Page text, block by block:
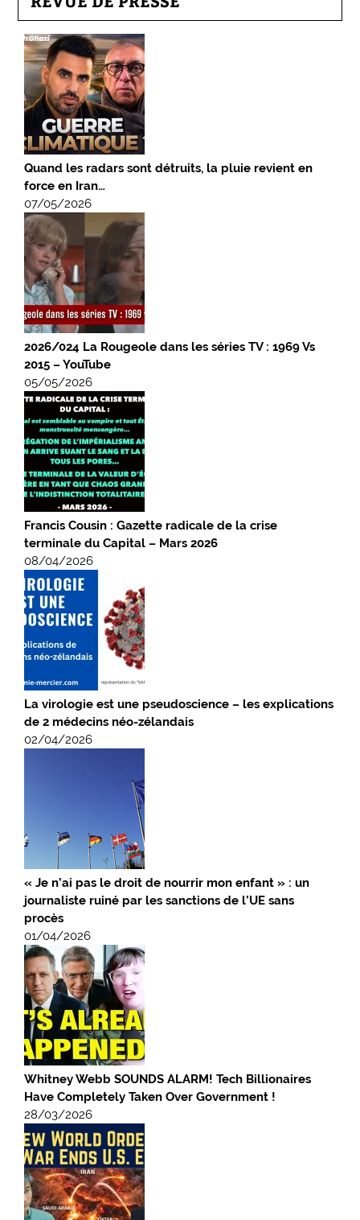
Quand les radars sont détruits, la pluie revient en
force en Iran…
07/05/2026
2026/024 La Rougeole dans les séries TV : 1969 Vs
2015 – YouTube
05/05/2026
Francis Cousin : Gazette radicale de la crise
terminale du Capital – Mars 2026
08/04/2026
La virologie est une pseudoscience – les explications
de 2 médecins néo-zélandais
02/04/2026
« Je n’ai pas le droit de nourrir mon enfant » : un
journaliste ruiné par les sanctions de l’UE sans
procès
01/04/2026
Whitney Webb SOUNDS ALARM! Tech Billionaires
Have Completely Taken Over Government !
28/03/2026